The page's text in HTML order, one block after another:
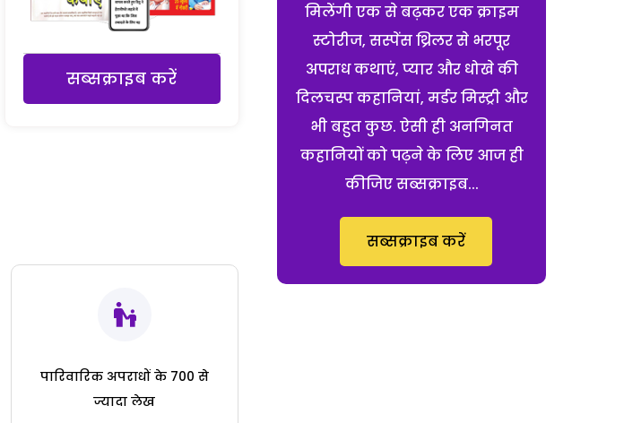
सब्सक्राइब करें
पारिवारिक अपराधों के 700 से
ज्यादा लेख
मिलेंगी एक से बढ़कर एक क्राइम
स्टोरीज, सस्पेंस थ्रिलर से भरपूर
अपराध कथाएं, प्यार और धोखे की
दिलचस्प कहानियां, मर्डर मिस्ट्री और
भी बहुत कुछ. ऐसी ही अनगिनत
कहानियों को पढ़ने के लिए आज ही
कीजिए सब्सक्राइब...
सब्सक्राइब करें